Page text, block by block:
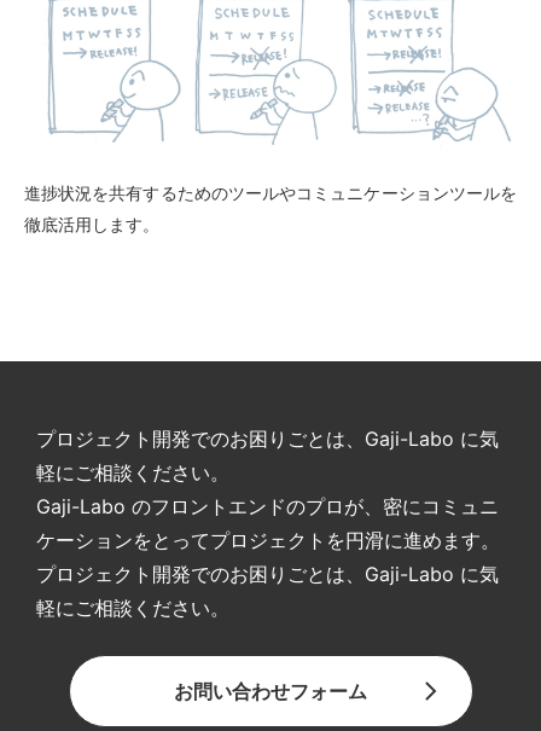
進捗状況を共有するためのツールやコミュニケーションツールを
徹底活用します。
プロジェクト開発でのお困りごとは、Gaji-Labo に気
軽にご相談ください。
Gaji-Labo のフロントエンドのプロが、密にコミュニ
ケーションをとってプロジェクトを円滑に進めます。
プロジェクト開発でのお困りごとは、Gaji-Labo に気
軽にご相談ください。
お問い合わせフォーム